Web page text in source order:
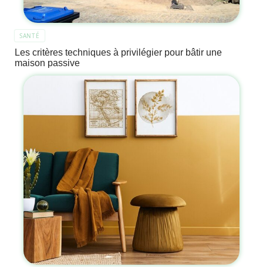
SANTÉ
Les critères techniques à privilégier pour bâtir une
maison passive